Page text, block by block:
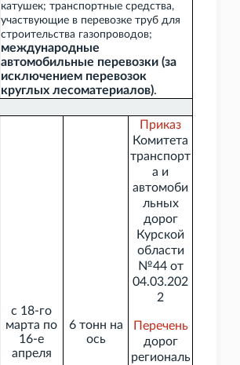
катушек; транспортные средства,
участвующие в перевозке труб для
строительства газопроводов;
международные
автомобильные перевозки (за
исключением перевозок
круглых лесоматериалов).
с 18-го
марта по
16-е
апреля
6 тонн на
ось
Приказ
Комитета
транспорт
а и
автомоби
льных
дорог
Курской
области
№44 от
04.03.202
2
Перечень
дорог
региональ